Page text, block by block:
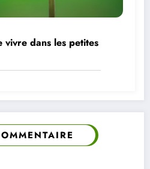
dans les petites